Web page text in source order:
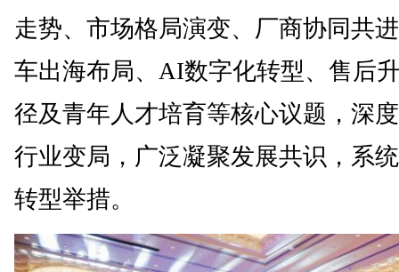
走势、市场格局演变、厂商协同共
车出海布局、AI数字化转型、售后
径及青年人才培育等核心议题，深
行业变局，广泛凝聚发展共识，系
转型举措。